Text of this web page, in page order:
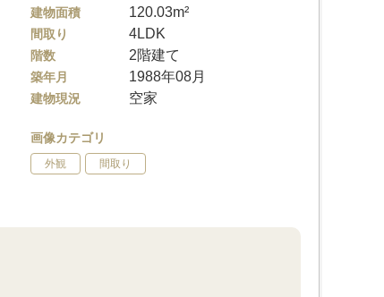
建物面積 120.03m²
間取り 4LDK
階数 2階建て
築年月 1988年08月
建物現況 空家
画像カテゴリ
外観 間取り